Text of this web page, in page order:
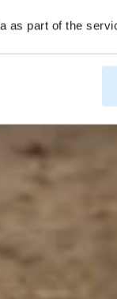
as part of the